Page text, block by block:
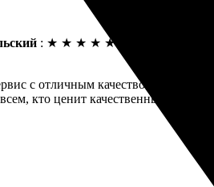
: ★ ★ ★ ★ ★
с отличным качеством печати.
кто ценит качественные